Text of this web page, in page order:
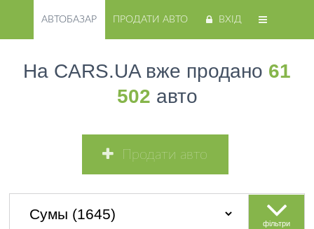
АВТОБАЗАР ПРОДАТИ АВТО ВХІД
На CARS.UA вже продано 61
502 авто
Продати авто
фільтри